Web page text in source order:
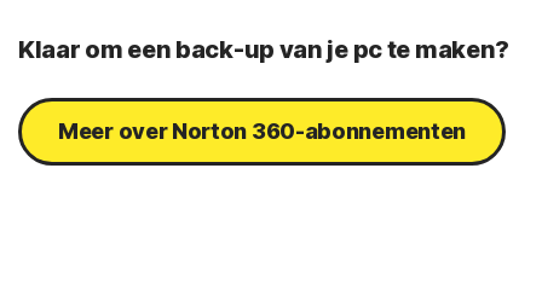
Klaar om een back-up van je pc te maken?
Meer over Norton 360-abonnementen